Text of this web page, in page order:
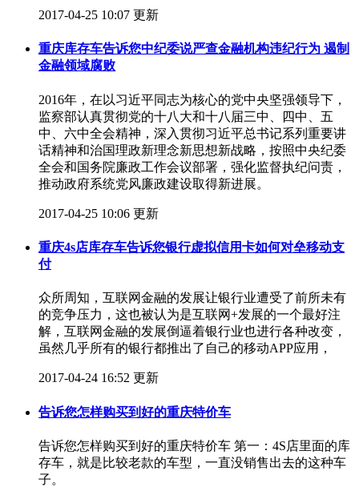
2017-04-25 10:07 更新
重庆库存车告诉您中纪委说严查金融机构违纪行为 遏制
金融领域腐败
2016年，在以习近平同志为核心的党中央坚强领导下，
监察部认真贯彻党的十八大和十八届三中、四中、五
中、六中全会精神，深入贯彻习近平总书记系列重要讲
话精神和治国理政新理念新思想新战略，按照中央纪委
全会和国务院廉政工作会议部署，强化监督执纪问责，
推动政府系统党风廉政建设取得新进展。
2017-04-25 10:06 更新
重庆4s店库存车告诉您银行虚拟信用卡如何对垒移动支
付
​众所周知，互联网金融的发展让银行业遭受了前所未有
的竞争压力，这也被认为是互联网+发展的一个最好注
解，互联网金融的发展倒逼着银行业也进行各种改变，
虽然几乎所有的银行都推出了自己的移动APP应用，
2017-04-24 16:52 更新
告诉您怎样购买到好的重庆特价车
告诉您怎样购买到好的重庆特价车 第一：4S店里面的库
存车，就是比较老款的车型，一直没销售出去的这种车
子。